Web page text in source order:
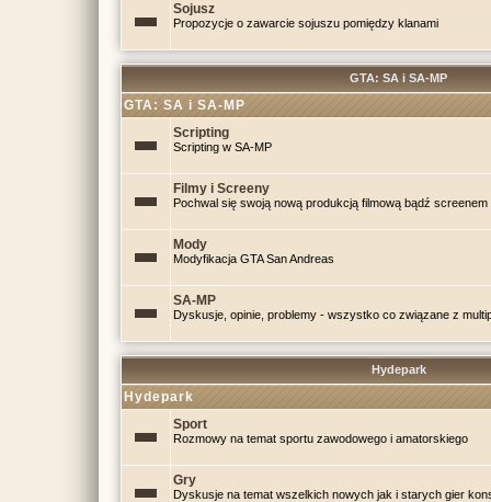
Sojusz
Propozycje o zawarcie sojuszu pomiędzy klanami
GTA: SA i SA-MP
GTA: SA i SA-MP
Scripting
Scripting w SA-MP
Filmy i Screeny
Pochwal się swoją nową produkcją filmową bądź
Mody
Modyfikacja GTA San Andreas
SA-MP
Dyskusje, opinie, problemy - wszystko co związane z
Hydepark
Hydepark
Sport
Rozmowy na temat sportu zawodowego i amatorskiego
Gry
Dyskusje na temat wszelkich nowych jak i starych gier